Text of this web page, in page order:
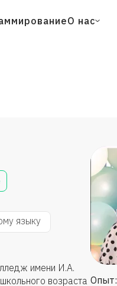
О нас
языку
имени И.А.
возраста Опыт: